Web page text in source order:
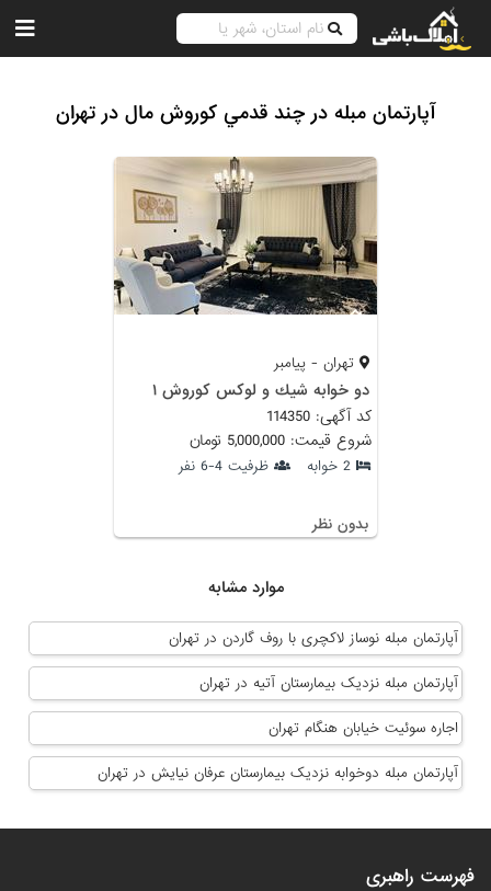
آپارتمان مبله در چند قدمي كوروش مال در تهران
تهران - پیامبر
دو خوابه شيك و لوكس كوروش ١
کد آگهی: 114350
شروع قیمت: 5,000,000 تومان
2 خوابه ظرفیت 4-6 نفر
بدون نظر
موارد مشابه
آپارتمان مبله نوساز لاکچری با روف گاردن در تهران
آپارتمان مبله نزدیک بیمارستان آتیه در تهران
اجاره سوئیت خیابان هنگام تهران
آپارتمان مبله دوخوابه نزدیک بیمارستان عرفان نیایش در تهران
فهرست راهبری